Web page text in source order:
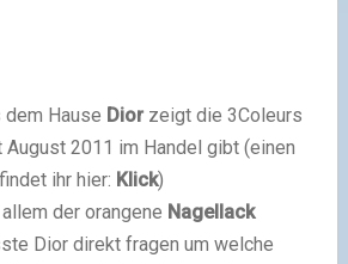
dem Hause Diorzeigt die 3Coleurs
2011 im Handel gibt (einen
ihr hier: Klick)
der orangene Nagellack
Dior direkt fragen um welche